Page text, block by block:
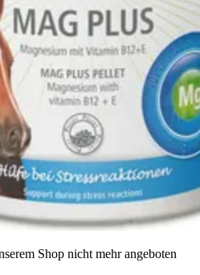
Shop nicht mehr angeboten